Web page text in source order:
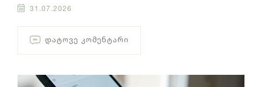
31.07.2026
ᲓᲐᲢᲝᲕᲔ ᲙᲝᲛᲔᲜᲢᲐᲠᲘ